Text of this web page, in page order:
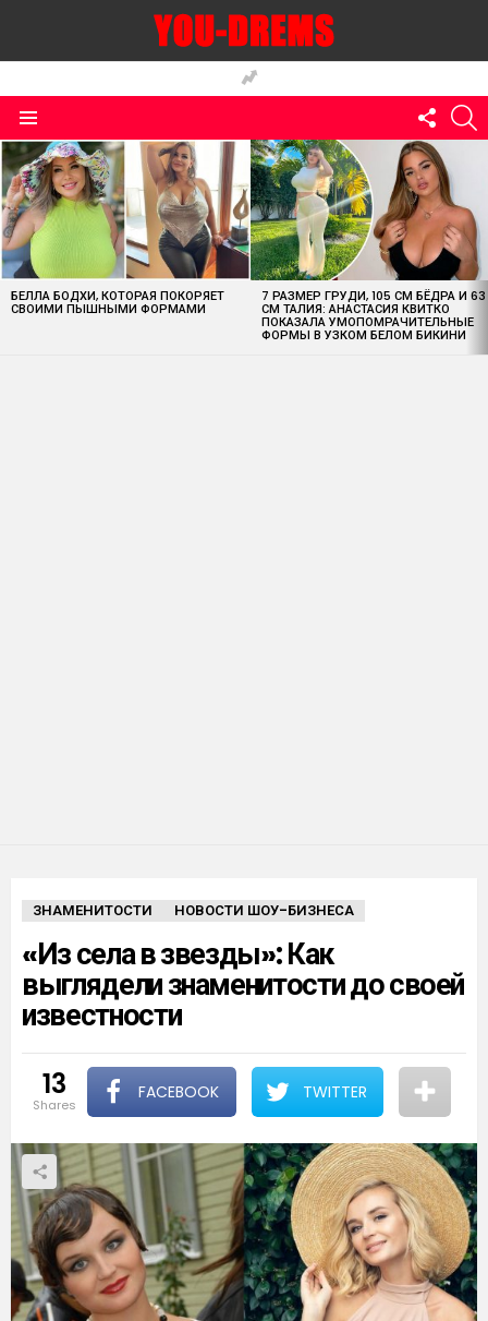
US
MOST
VIEWED
STORIES
БЕЛЛА БОДХИ, КОТОРАЯ ПОКОРЯЕТ
СВОИМИ ПЫШНЫМИ ФОРМАМИ
7 РАЗМЕР ГРУДИ, 105 СМ БЁДРА И 63
СМ ТАЛИЯ: АНАСТАСИЯ КВИТКО
ПОКАЗАЛА УМОПОМРАЧИТЕЛЬНЫЕ
ФОРМЫ В УЗКОМ БЕЛОМ БИКИНИ
ЗНАМЕНИТОСТИ НОВОСТИ ШОУ-БИЗНЕСА
«Из села в звезды»: Как
выглядели знаменитости до своей
известности
13
shares
FACEBOOK TWITTER